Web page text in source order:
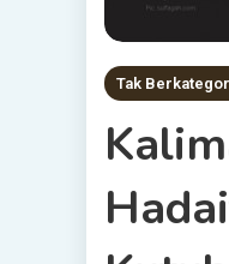
Tak